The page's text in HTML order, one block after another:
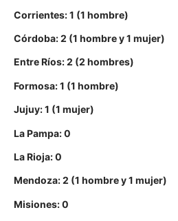
Corrientes: 1 (1 hombre)
Córdoba: 2 (1 hombre y 1 mujer)
Entre Ríos: 2 (2 hombres)
Formosa: 1 (1 hombre)
Jujuy: 1 (1 mujer)
La Pampa: 0
La Rioja: 0
Mendoza: 2 (1 hombre y 1 mujer)
Misiones: 0